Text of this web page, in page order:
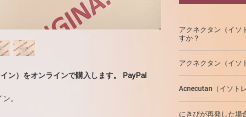
ン）をオンラインで購入します。 PayPal
。
アクネクタン（イソ
すか？
重い形のにきび
スクがあるにき
アクネクタン（イソ
皮脂腺の機能を
す。
Acnecutan（イソト
にきびが再発した場